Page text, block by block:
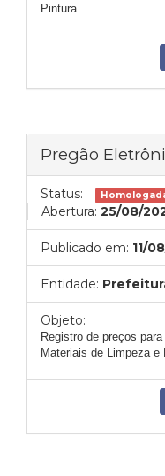
Pintura
Pregão
Status:
Abertura: 25/08/
Publicado em: 11/
Entidade:
Objeto:
Registro de preços
Materiais de Limpeza e